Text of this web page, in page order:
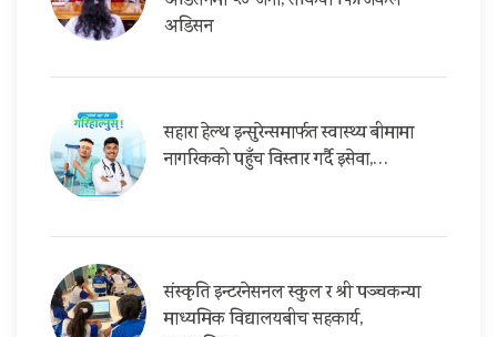
अडिसन
सहारा हेल्थ इन्सुरेन्समार्फत स्वास्थ्य बीमामा
नागरिकको पहुँच विस्तार गर्दै इसेवा,…
संस्कृति इन्टरनेसनल स्कुल र श्री पञ्चकन्या
माध्यमिक विद्यालयबीच सहकार्य,